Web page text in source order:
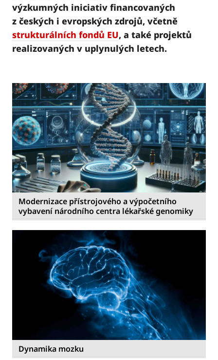
výzkumných iniciativ financovaných
z českých i evropských zdrojů, včetně
strukturálních fondů EU, a také projektů
realizovaných v uplynulých letech.
Modernizace přístrojového a výpočetního
vybavení národního centra lékařské genomiky
Dynamika mozku